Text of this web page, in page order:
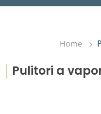
Home
Pulitori a